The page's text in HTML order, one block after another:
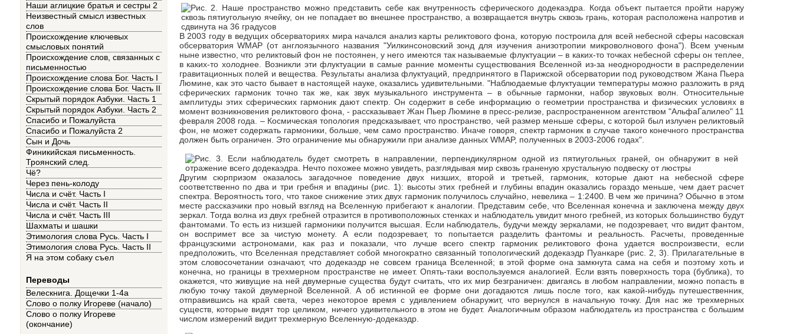
Наши аглицкие братья и сестры 2
Неизвестный смысл известных
слов
Происхождение ключевых
смысловых понятий
Происхождение слов, связанных с
письменностью
Происхождение слова Бог. Часть I
Происхождение слова Бог. Часть II
Скрытый порядок Азбуки. Часть 1
Скрытый порядок Азбуки. Часть 2
Спасибо и Пожалуйста
Спасибо и Пожалуйста 2
Сын и Дочь
Финикийская письменность.
Троянский след.
Чё?
Через пень-колоду
Числа и счёт. Часть I
Числа и счёт. Часть II
Числа и счёт. Часть III
Шахматы и шашки
Этимология слова Русь. Часть I
Этимология слова Русь. Часть II
Я на этом собаку съел
Переводы
Велескнига. Дощечки 1-4а
Слово о полку Игореве (начало)
Слово о полку Игореве
(окончание)
В 2003 году в ведущих обсерваториях мира начался анализ карты реликтового фона, которую построила для всей небесной сферы насовская
обсерватория WMAP (от англоязычного названия "Уилкинсоновский зонд для изучения анизотропии микроволнового фона"). Всем ученым
ныне известно, что реликтовый фон не постоянен, у него имеются так называемые флуктуации – в каких-то точках небесной сферы он теплее,
в каких-то холоднее. Возникли эти флуктуации в самые ранние моменты существования Вселенной из-за неоднородности в распределении
гравитационных полей и вещества. Результаты анализа флуктуаций, предпринятого в Парижской обсерватории под руководством Жана Пьера
Люмине, как это часто бывает в настоящей науке, оказались удивительными. "Наблюдаемые флуктуации температуры можно разложить в ряд
сферических гармоник точно так же, как звук музыкального инструмента – в обычные гармонки, набор звуковых волн. Относительные
амплитуды этих сферических гармоник дают спектр. Он содержит в себе информацию о геометрии пространства и физических условиях в
момент возникновения реликтового фона, - рассказывает Жан Пьер Люмине в пресс-релизе, распространенном агентством "АльфаГалилео" 11
февраля 2008 года. – Космическая топология предсказывает, что пространство, чей размер меньше сферы, с которой был излучен реликтовый
фон, не может содержать гармоники, больше, чем само пространство. Иначе говоря, спектр гармоник в случае такого конечного пространства
должен быть ограничен. Это ограничение мы обнаружили при анализе данных WMAP, полученных в 2003-2006 годах".
Другим сюрпризом оказалось загадочное поведение двух низших, второй и третьей, гармоник, которые дают на небесной сфере
соответственно по два и три гребня и впадины (рис. 1): высоты этих гребней и глубины впадин оказались гораздо меньше, чем дает расчет
спектра. Вероятность того, что такое снижение этих двух гармоник получилось случайно, невелика – 1:2400. В чем же причина? Обычно в этом
месте рассказчики про новый взгляд на Вселенную прибегают к аналогии. Представим себе, что Вселенная конечна и заключена между двух
зеркал. Тогда волна из двух гребней отразится в противоположных стенках и наблюдатель увидит много гребней, из которых большинство будут
фантомами. То есть из низшей гармоники получится высшая. Если наблюдатель, будучи между зеркалами, не подозревает, что видит фантом,
он воспримет все за чистую монету. А если подозревает, то попытается разделить фантомы и реальность. Расчеты, проведенные
французскими астрономами, как раз и показали, что лучше всего спектр гармоник реликтового фона удается воспроизвести, если
предположить, что Вселенная представляет собой многократно связанный топологический додекаэдр Пуанкаре (рис. 2, 3). Прилагательные в
этом словосочетании означают, что додекаэдр не совсем граница Вселенной; в этой форме она замкнута сама на себя и поэтому хоть и
конечна, но границы в трехмерном пространстве не имеет. Опять-таки воспользуемся аналогией. Если взять поверхность тора (бублика), то
окажется, что живущие на ней двумерные существа будут считать, что их мир безграничен: двигаясь в любом направлении, можно попасть в
любую точку такой двумерной Вселенной. А об истинной ее форме они догадаются лишь после того, как какой-нибудь путешественник,
отправившись на край света, через некоторое время с удивлением обнаружит, что вернулся в начальную точку. Для нас же трехмерных
существ, которые видят тор целиком, ничего удивительного в этом не будет. Аналогичным образом наблюдатель из пространства с большим
числом измерений видит трехмерную Вселенную-додекаэдр.